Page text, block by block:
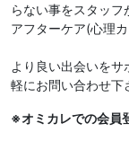
らない事をスタッフ
アフターケア(心理
より良い出会いを
軽にお問い合わせ下
※オミカレでの会員